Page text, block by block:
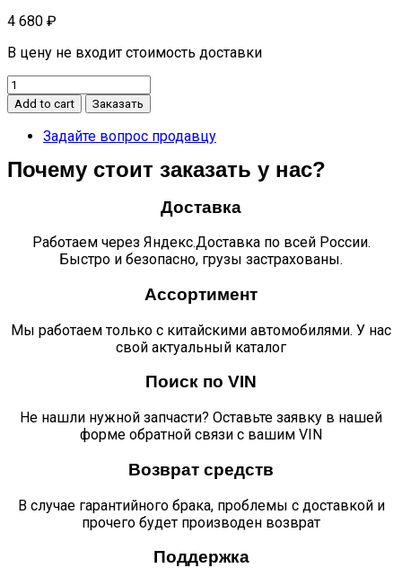
4 680 ₽
В цену не входит стоимость доставки
ПЛАСТИНА
ГРЯЗЕЗАЩИТЫ
ДВИГАТЕЛЯ
quantity
Add to cart Заказать
Задайте вопрос продавцу
Почему стоит заказать у нас?
Доставка
Работаем через Яндекс.Доставка по всей России.
Быстро и безопасно, грузы застрахованы.
Ассортимент
Мы работаем только с китайскими автомобилями. У нас
свой актуальный каталог
Поиск по VIN
Не нашли нужной запчасти? Оставьте заявку в нашей
форме обратной связи с вашим VIN
Возврат средств
В случае гарантийного брака, проблемы с доставкой и
прочего будет производен возврат
Поддержка